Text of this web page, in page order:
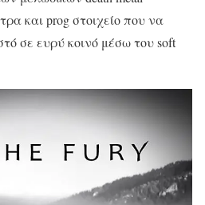
και prog στοιχείο που να
σε ευρύ κοινό μέσω του soft